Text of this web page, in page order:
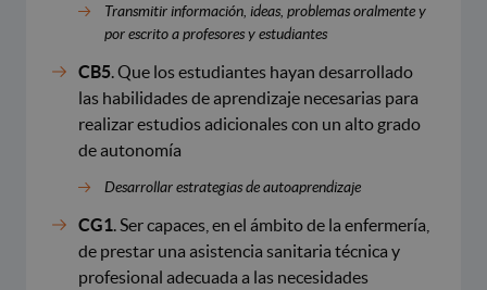
Transmitir información, ideas, problemas oralmente y
por escrito a profesores y estudiantes
CB5 . Que los estudiantes hayan desarrollado
las habilidades de aprendizaje necesarias para
realizar estudios adicionales con un alto grado
de autonomía
Desarrollar estrategias de autoaprendizaje
CG1 . Ser capaces, en el ámbito de la enfermería,
de prestar una asistencia sanitaria técnica y
profesional adecuada a las necesidades